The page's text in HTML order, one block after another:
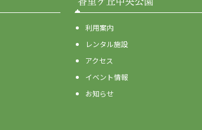
利用案内
レンタル施設
アクセス
イベント情報
お知らせ